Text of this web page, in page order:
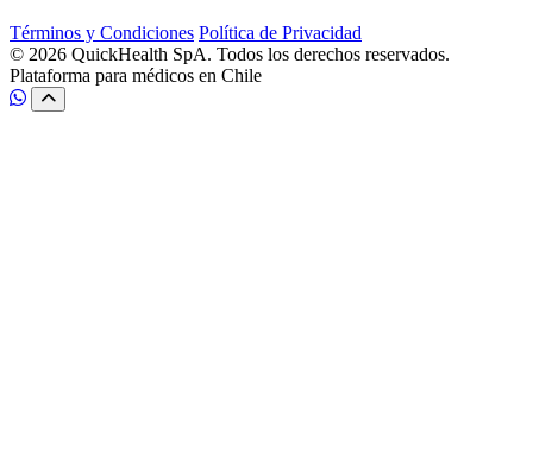
Términos y Condiciones Política de Privacidad
© 2026 QuickHealth SpA. Todos los derechos reservados.
Plataforma para médicos en Chile